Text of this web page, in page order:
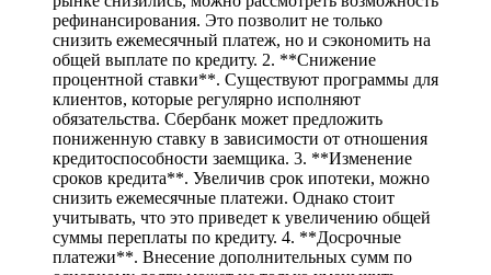
рефинансирования. Это позволит не только
снизить ежемесячный платеж, но и сэкономить на
общей выплате по кредиту. 2. **Снижение
процентной ставки**. Существуют программы для
клиентов, которые регулярно исполняют
обязательства. Сбербанк может предложить
пониженную ставку в зависимости от отношения
кредитоспособности заемщика. 3. **Изменение
сроков кредита**. Увеличив срок ипотеки, можно
снизить ежемесячные платежи. Однако стоит
учитывать, что это приведет к увеличению общей
суммы переплаты по кредиту. 4. **Досрочные
платежи**. Внесение дополнительных сумм по